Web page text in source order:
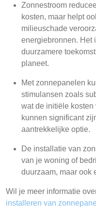
Zonnestroom
kosten, maar helpt
milieuschade
energiebronnen. Het
duurzamere
planeet.
Met zonnepanelen
stimulansen zoals
wat de initiële
kunnen significant
aantrekkelijke optie.
De installatie van
van je woning of
duurzaam, maar ook
Wil je meer informatie
installeren van